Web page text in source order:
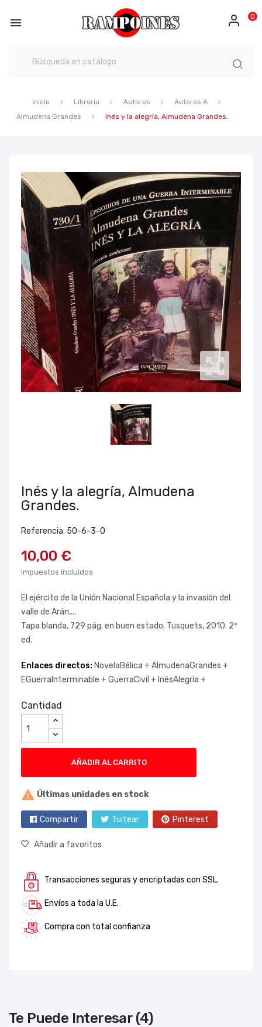
 0
Inicio Librería Autores
Autores A
Almudena Grandes
Inés y la alegría, Almudena Grandes.
Inés y la alegría, Almudena
Grandes.
Referencia: 50-6-3-0
10,00 €
Impuestos incluidos
El ejército de la Unión Nacional Española y la invasión del
valle de Arán,...
Tapa blanda, 729 pág. en buen estado. Tusquets, 2010. 2ª
ed.
Enlaces directos: NovelaBélica +AlmudenaGrandes +
EGuerraInterminable +GuerraCivil + InésAlegría +
Cantidad
AÑADIR AL CARRITO
 Últimas unidades en stock
Compartir Tuitear Pinterest
Añadir a favoritos
Transacciones seguras y encriptadas con SSL.
Envíos a toda la U.E.
Compra con total confianza
Te Puede Interesar (4)